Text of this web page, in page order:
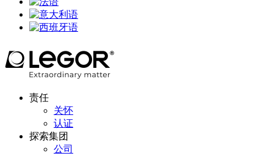
责任
关怀
认证
探索集团
公司